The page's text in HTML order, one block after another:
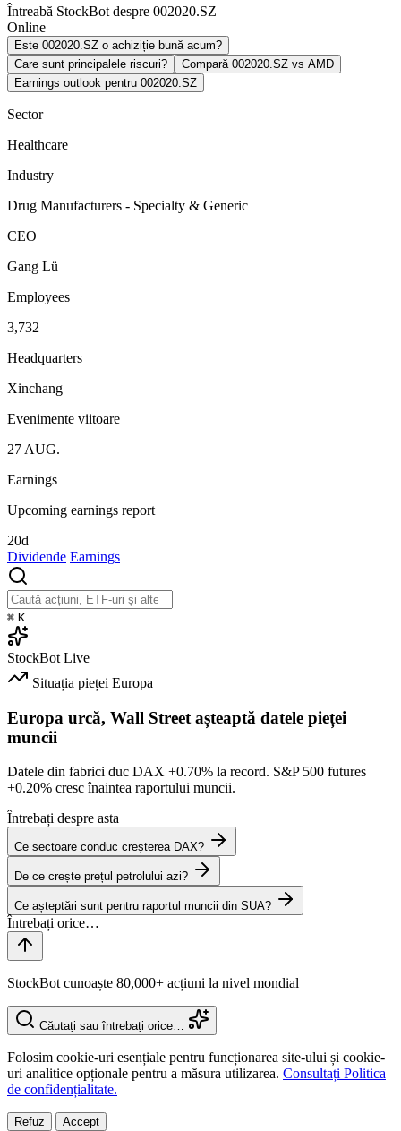
Întreabă StockBot despre 002020.SZ
Online
Este 002020.SZ o achiziție bună acum?
Care sunt principalele riscuri?
Compară 002020.SZ vs AMD
Earnings outlook pentru 002020.SZ
Sector
Healthcare
Industry
Drug Manufacturers - Specialty & Generic
CEO
Gang Lü
Employees
3,732
Headquarters
Xinchang
Evenimente viitoare
27 AUG.
Earnings
Upcoming earnings report
20d
Dividende Earnings
⌘ K
StockBot Live
Situația pieței Europa
Europa urcă, Wall Street așteaptă datele pieței
muncii
Datele din fabrici duc DAX +0.70% la record. S&P 500 futures
+0.20% cresc înaintea raportului muncii.
Întrebați despre asta
Ce sectoare conduc creșterea DAX?
De ce crește prețul petrolului azi?
Ce așteptări sunt pentru raportul muncii din SUA?
StockBot cunoaște 80,000+ acțiuni la nivel mondial
Căutați sau întrebați orice…
Folosim cookie-uri esențiale pentru funcționarea site-ului și cookie-
uri analitice opționale pentru a măsura utilizarea. Consultați Politica
de confidențialitate.
Refuz Accept